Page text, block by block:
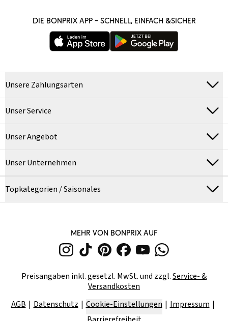
DIE BONPRIX APP – SCHNELL, EINFACH &SICHER
Unsere Zahlungsarten
Unser Service
Unser Angebot
Unser Unternehmen
Topkategorien / Saisonales
MEHR VON BONPRIX AUF
Preisangaben inkl. gesetzl. MwSt. und zzgl.Service- &
Versandkosten
AGB
Datenschutz Cookie-Einstellungen
Impressum